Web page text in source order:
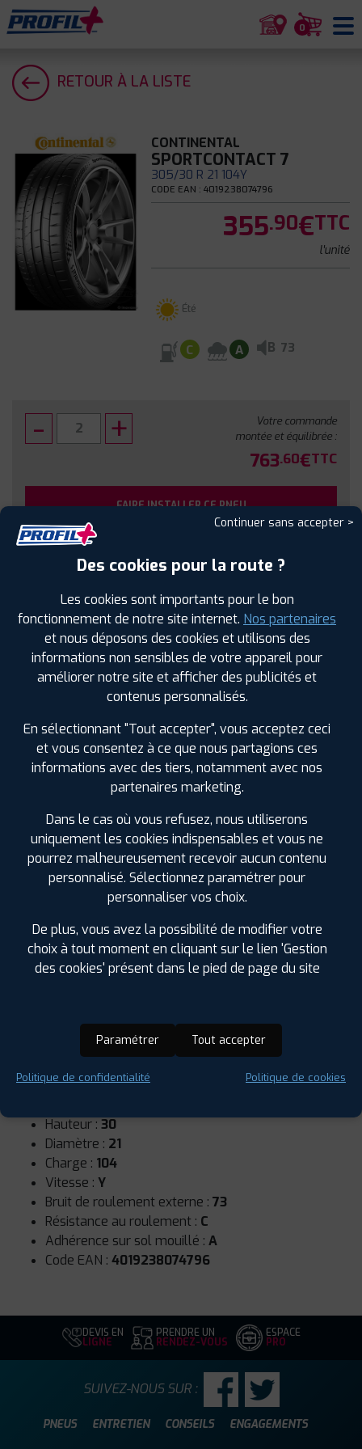
0
RETOUR À LA LISTE
CONTINENTAL
SPORTCONTACT 7
305/30 R 21 104Y
CODE EAN : 4019238074796
355.90€TTC
l'unité
Été
C A B 73
Votre commande
montée et équilibrée :
763.60€TTC
FAIRE INSTALLER CE PNEU
Sous réserve de disponibilité en agence
SPÉCIFICATIONS AVIS CLIENTS ÉTIQUETAGE
Étiquetage
Runflat :Non
Hauteur : 30
Diamètre : 21
Charge : 104
Vitesse : Y
Bruit de roulement externe : 73
Résistance au roulement : C
Adhérence sur sol mouillé : A
Code EAN : 4019238074796
DEVIS EN
LIGNE
PRENDRE UN
RENDEZ-VOUS
ESPACE
PRO
PNEUS ENTRETIEN CONSEILS ENGAGEMENTS
SUIVEZ-NOUS SUR :
Continuer sans accepter >
Des cookies pour la route ?
Les cookies sont importants pour le bon
fonctionnement de notre site internet. Nos partenaires
et nous déposons des cookies et utilisons des
informations non sensibles de votre appareil pour
améliorer notre site et afficher des publicités et
contenus personnalisés.
En sélectionnant "Tout accepter", vous acceptez ceci
et vous consentez à ce que nous partagions ces
informations avec des tiers, notamment avec nos
partenaires marketing.
Dans le cas où vous refusez, nous utiliserons
uniquement les cookies indispensables et vous ne
pourrez malheureusement recevoir aucun contenu
personnalisé. Sélectionnez paramétrer pour
personnaliser vos choix.
De plus, vous avez la possibilité de modifier votre
choix à tout moment en cliquant sur le lien 'Gestion
des cookies' présent dans le pied de page du site
Paramétrer Tout accepter
Politique de confidentialité Politique de cookies